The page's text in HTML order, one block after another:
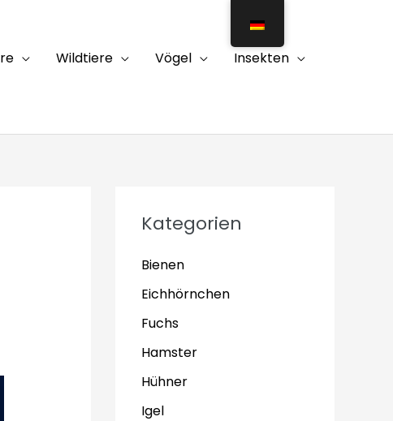
Wildtiere Vögel Insekten
Kategorien
Bienen
Eichhörnchen
Fuchs
Hamster
Hühner
Igel